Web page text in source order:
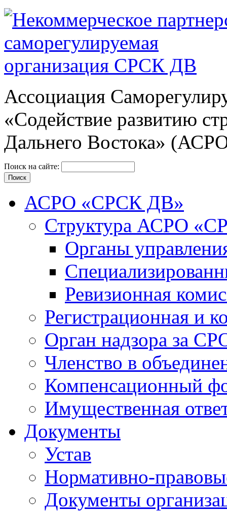
Ассоциация
«Содействие развитию
Дальнего Востока»
Поиск на сайте:
АСРО «СРСК ДВ»
Структура АСРО
Органы
Ревизионная
Регистрационная и
Орган надзора за
Членство в
Компенсационный
Имущественная
Документы
Устав
Нормативно-
Документы